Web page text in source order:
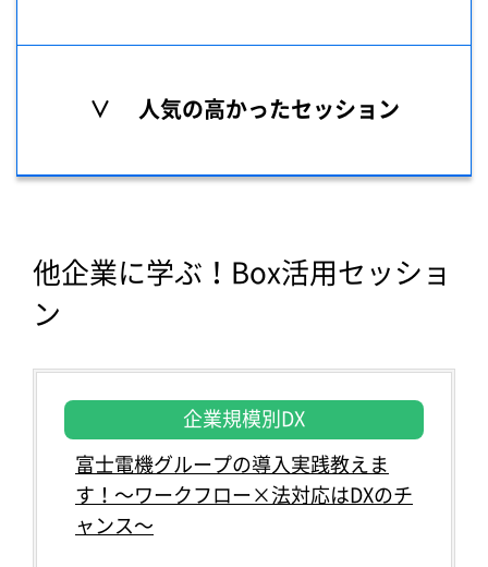
∨ 人気の高かったセッション
他企業に学ぶ！Box活用セッショ
ン
企業規模別DX
富士電機グループの導入実践教えま
す！～ワークフロー×法対応はDXのチ
ャンス～